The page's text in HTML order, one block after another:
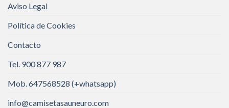
Aviso Legal
Política de Cookies
Contacto
Tel. 900 877 987
Mob. 647568528 (+whatsapp)
info@camisetasauneuro.com